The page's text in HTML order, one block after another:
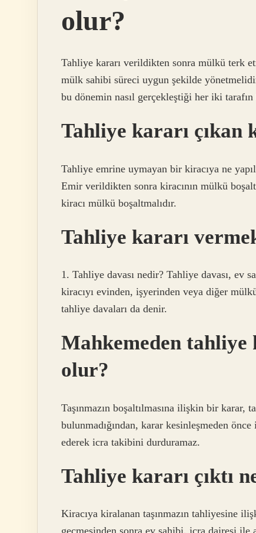
olur?
Tahliye kararı verildikten sonra mülkü terk
mülk sahibi süreci uygun şekilde
bu dönemin nasıl gerçekleştiği her iki
Tahliye kararı çıkan
Tahliye emrine uymayan bir kiracıya ne
Emir verildikten sonra kiracının mülkü
kiracı mülkü boşaltmalıdır.
Tahliye kararı
1. Tahliye davası nedir? Tahliye davası, ev
kiracıyı evinden, işyerinden veya diğer
tahliye davaları da denir.
Mahkemeden
olur?
Taşınmazın boşaltılmasına ilişkin bir karar,
bulunmadığından, karar kesinleşmeden
ederek icra takibini durduramaz.
Tahliye kararı çıktı
Kiracıya kiralanan taşınmazın tahliyesine
geçmesinden sonra ev sahibi, icra dairesi